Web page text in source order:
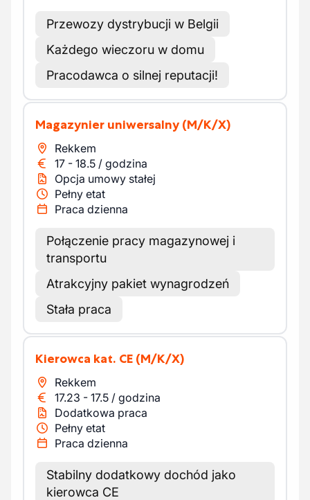
Przewozy dystrybucji w Belgii
Każdego wieczoru w domu
Pracodawca o silnej reputacji!
Magazynier uniwersalny (M/K/X)
Rekkem
17 - 18.5 / godzina
Opcja umowy stałej
Pełny etat
Praca dzienna
Połączenie pracy magazynowej i
transportu
Atrakcyjny pakiet wynagrodzeń
Stała praca
Kierowca kat. CE (M/K/X)
Rekkem
17.23 - 17.5 / godzina
Dodatkowa praca
Pełny etat
Praca dzienna
Stabilny dodatkowy dochód jako
kierowca CE